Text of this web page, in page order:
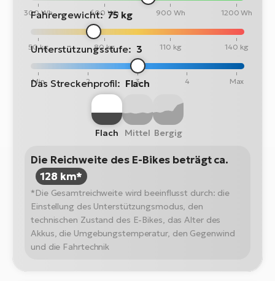
300 Wh 600 Wh 900 Wh 1200 Wh
Fahrergewicht: 75 kg
50 kg 80 kg 110 kg 140 kg
Unterstützungsstufe: 3
Min 2 3 4 Max
Das Streckenprofil: Flach
Flach Mittel Bergig
Die Reichweite des E-Bikes beträgt ca.
128 km*
*Die Gesamtreichweite wird beeinflusst durch: die
Einstellung des Unterstützungsmodus, den
technischen Zustand des E-Bikes, das Alter des
Akkus, die Umgebungstemperatur, den Gegenwind
und die Fahrtechnik